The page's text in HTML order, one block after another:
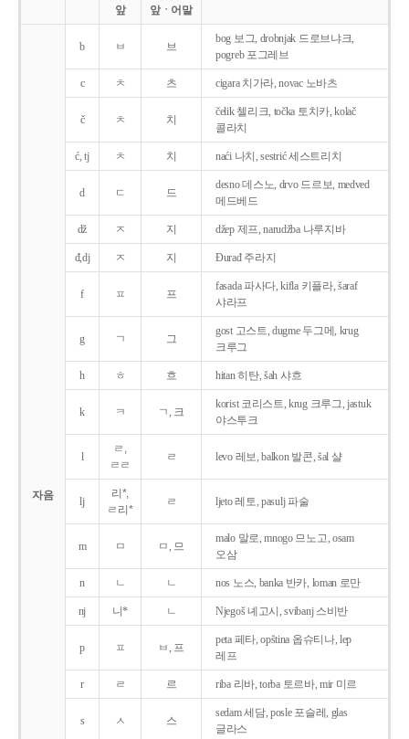
앞
앞ㆍ어말
자음
b ㅂ 브
bog 보그, drobnjak 드로브냐크,
pogreb 포그레브
c ㅊ 츠 cigara 치가라, novac 노바츠
č ㅊ 치
čelik 첼리크, točka 토치카, kolač
콜라치
ć, tj ㅊ 치 naći 나치, sestrić 세스트리치
d ㄷ 드
desno 데스노, drvo 드르보, medved
메드베드
dž ㅈ 지 džep 제프, narudžba 나루지바
đ,dj ㅈ 지 Ðurađ 주라지
f ㅍ 프
fasada 파사다, kifla 키플라, šaraf
샤라프
g ㄱ 그
gost 고스트, dugme 두그메, krug
크루그
h ㅎ 흐 hitan 히탄, šah 샤흐
k ㅋ ㄱ, 크
korist 코리스트, krug 크루그, jastuk
야스투크
l
ㄹ,
ㄹㄹ
ㄹ levo 레보, balkon 발콘, šal 샬
lj
리*,
ㄹ리*
ㄹ ljeto 레토, pasulj 파술
m ㅁ ㅁ, 므
malo 말로, mnogo 므노고, osam
오삼
n ㄴ ㄴ nos 노스, banka 반카, loman 로만
nj 니* ㄴ Njegoš 녜고시, svibanj 스비반
p ㅍ ㅂ, 프
peta 페타, opština 옵슈티나, lep
레프
r ㄹ 르 riba 리바, torba 토르바, mir 미르
s ㅅ 스
sedam 세담, posle 포슬레, glas
글라스